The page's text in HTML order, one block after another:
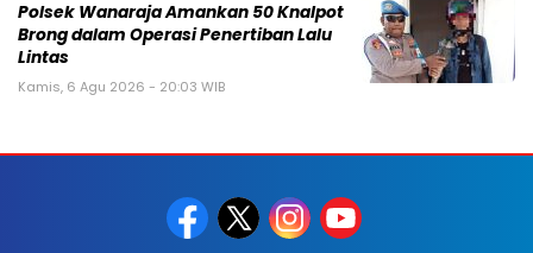
Polsek Wanaraja Amankan 50 Knalpot
Brong dalam Operasi Penertiban Lalu
Lintas
Kamis, 6 Agu 2026 - 20:03 WIB